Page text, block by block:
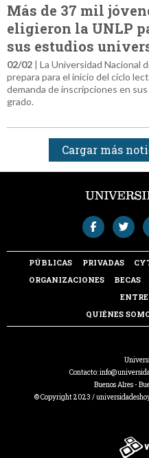
Más de 37 mil
eligieron la UNLP
sus estudios
02/02 | La Universidad Nacional
prepara para el inicio del ciclo
demanda de inscripciones en
grado.
Cargar más
PÚBLICAS PRIVADAS
ORGANIZACIONES
BECAS
QUIÉNES
Contacto:
Buenos AIres -
© Copyright 2023 /